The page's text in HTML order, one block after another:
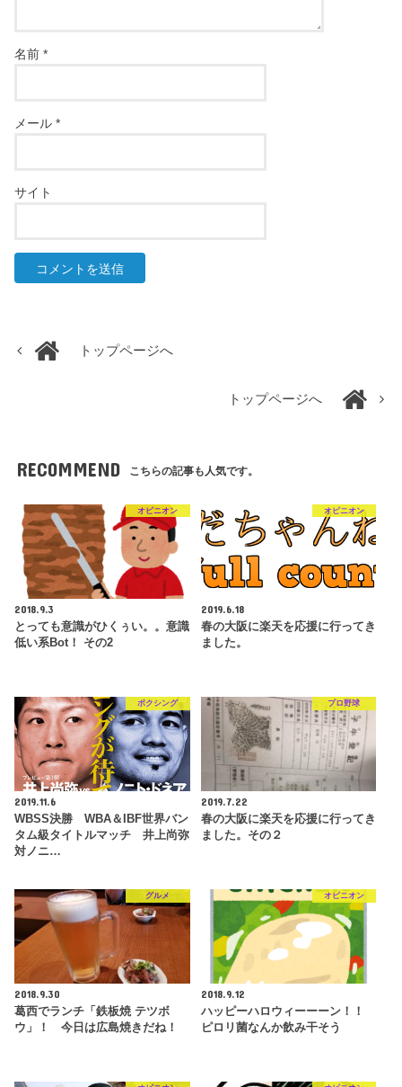
名前*
メール*
サイト
トップページへ
トップページへ
RECOMMEND こちらの記事も人気です。
オピニオン
2018.9.3
とっても意識がひくぅい。。意識
低い系Bot！ その2
オピニオン
2019.6.18
春の大阪に楽天を応援に行ってき
ました。
ボクシング
2019.11.6
WBSS決勝 WBA＆IBF世界バン
タム級タイトルマッチ 井上尚弥
対ノニ…
プロ野球
2019.7.22
春の大阪に楽天を応援に行ってき
ました。その２
グルメ
2018.9.30
葛西でランチ「鉄板焼 テツボ
ウ」！ 今日は広島焼きだね！
オピニオン
2018.9.12
ハッピーハロウィーーーン！！
ピロリ菌なんか飲み干そう